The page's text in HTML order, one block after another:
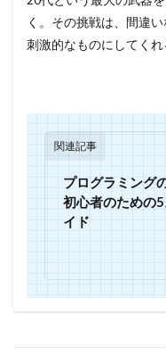
く。その挑戦は、間違
刺激的なものにしてくれ
関連記事
プログラミング
初心者のための
イド